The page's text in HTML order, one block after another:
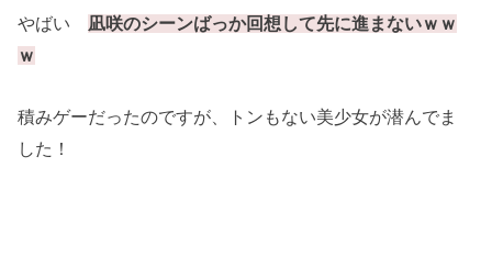
やばい 凪咲のシーンばっか回想して先に進まないｗｗ
ｗ
積みゲーだったのですが、トンもない美少女が潜んでま
した！